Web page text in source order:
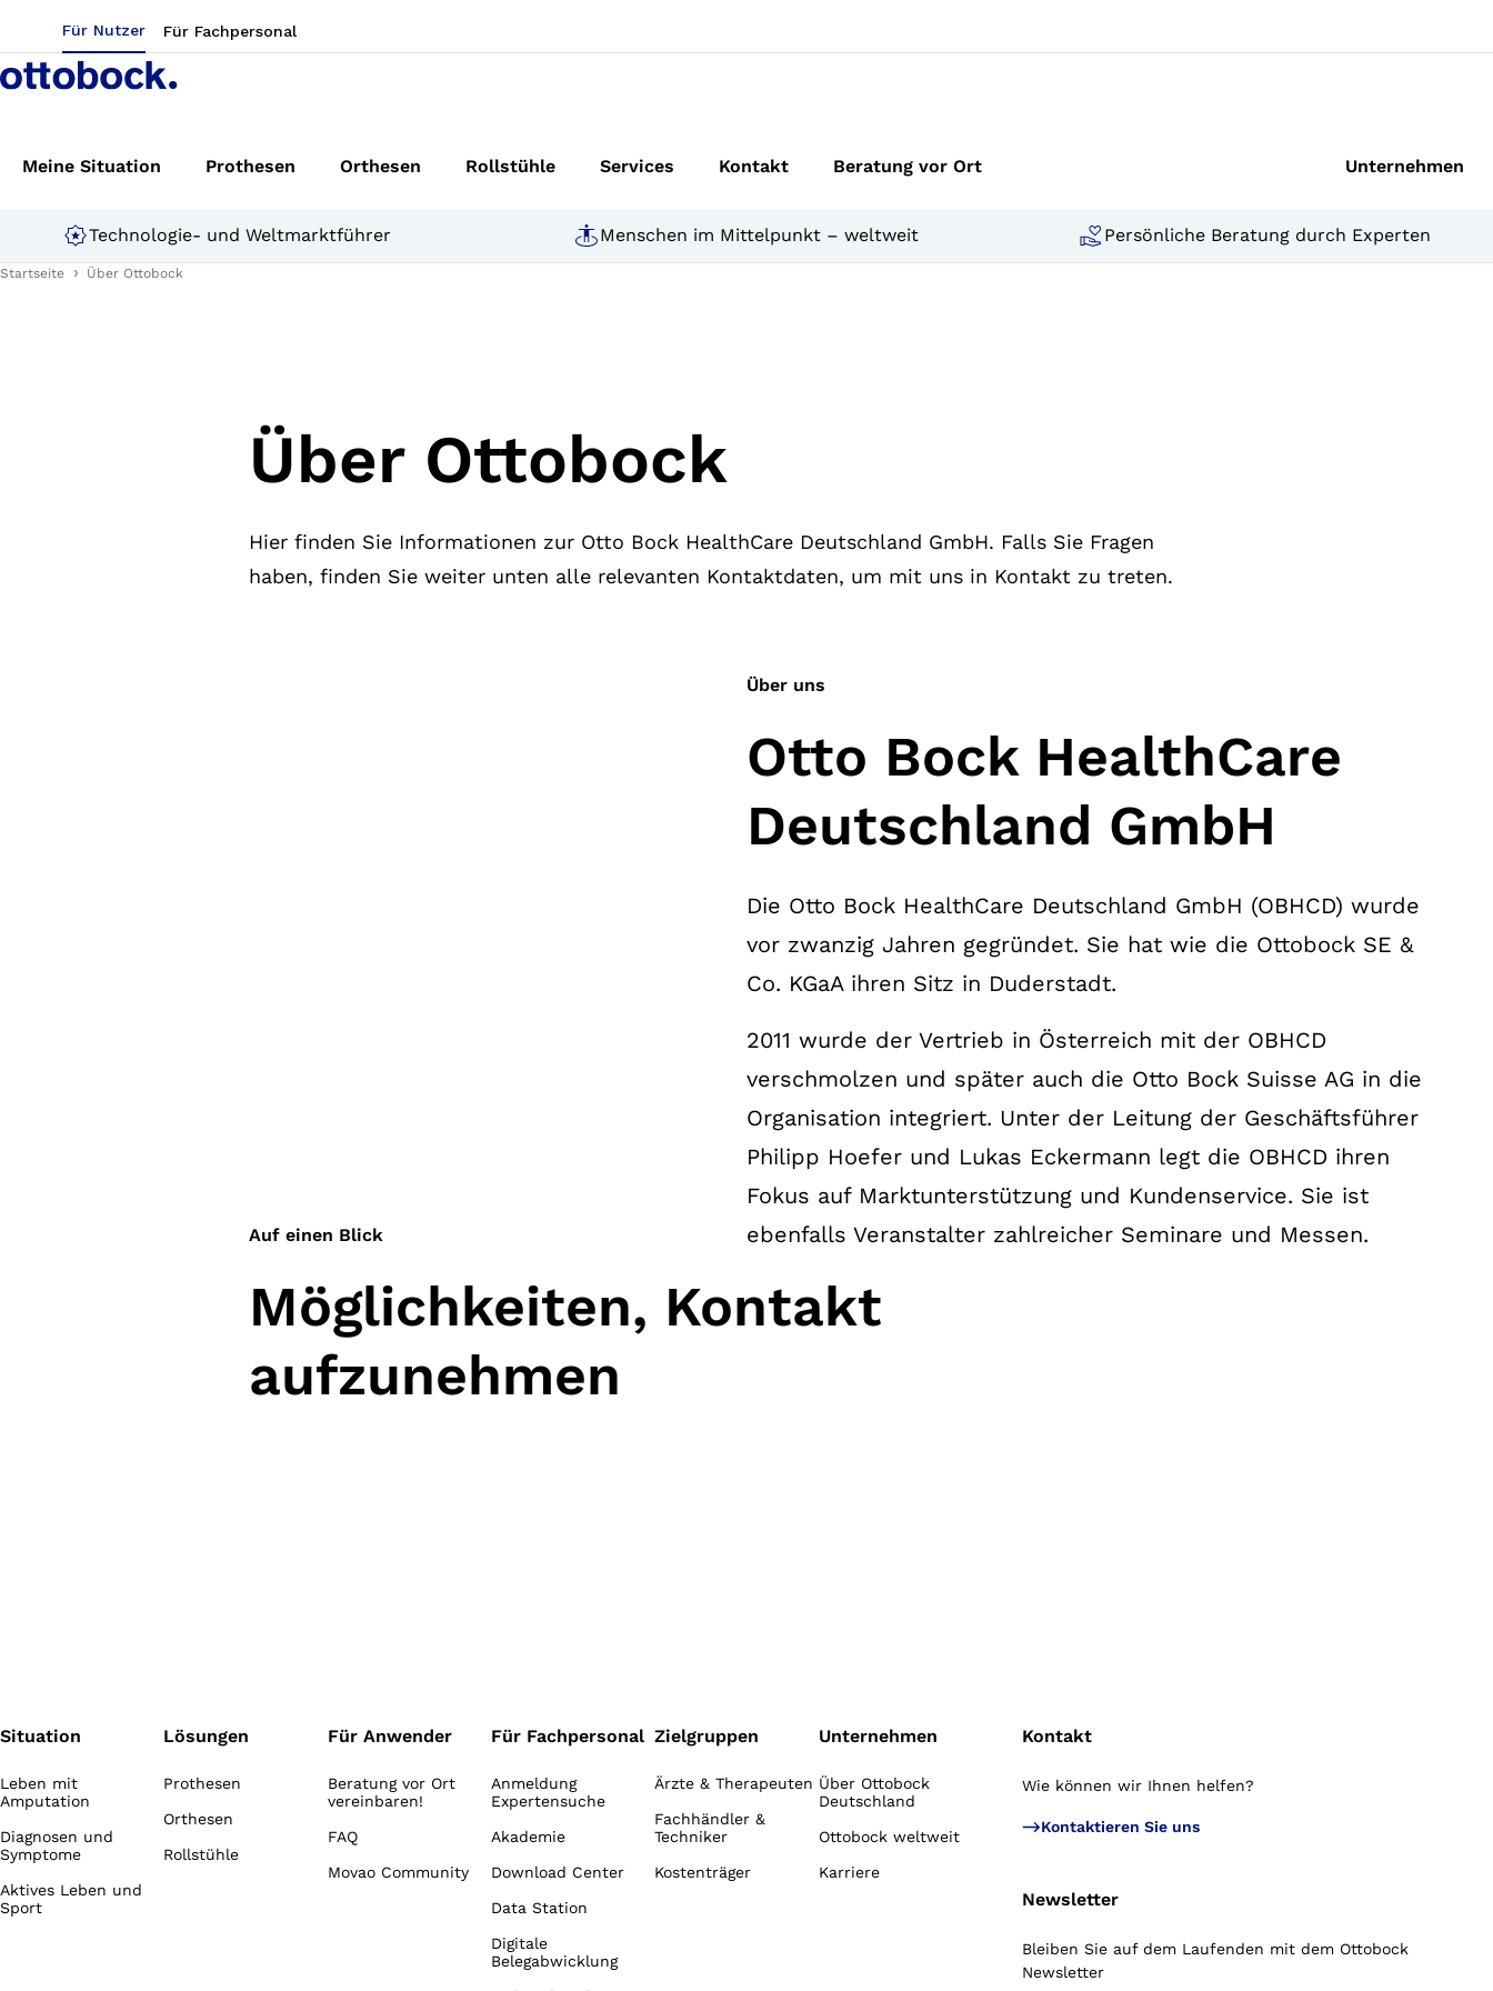
Für Nutzer Für Fachpersonal
Meine Situation Prothesen Orthesen Rollstühle Services Kontakt Beratung vor Ort Unternehmen
Technologie- und Weltmarktführer Menschen im Mittelpunkt – weltweit Persönliche Beratung durch Experten
Startseite Über Ottobock
Über Ottobock
Hier finden Sie Informationen zur Otto Bock HealthCare Deutschland GmbH. Falls Sie Fragen
haben, finden Sie weiter unten alle relevanten Kontaktdaten, um mit uns in Kontakt zu treten.
Über uns
Otto Bock HealthCare
Deutschland GmbH
Die Otto Bock HealthCare Deutschland GmbH (OBHCD) wurde
vor zwanzig Jahren gegründet. Sie hat wie die Ottobock SE &
Co. KGaA ihren Sitz in Duderstadt.
2011 wurde der Vertrieb in Österreich mit der OBHCD
verschmolzen und später auch die Otto Bock Suisse AG in die
Organisation integriert. Unter der Leitung der Geschäftsführer
Philipp Hoefer und Lukas Eckermann legt die OBHCD ihren
Fokus auf Marktunterstützung und Kundenservice. Sie ist
ebenfalls Veranstalter zahlreicher Seminare und Messen.
Auf einen Blick
Möglichkeiten, Kontakt
aufzunehmen
Situation
Leben mit
Amputation
Diagnosen und
Symptome
Aktives Leben und
Sport
Lösungen
Prothesen
Orthesen
Rollstühle
Für Anwender
Beratung vor Ort
vereinbaren!
FAQ
Movao Community
Für Fachpersonal
Anmeldung
Expertensuche
Akademie
Download Center
Data Station
Digitale
Belegabwicklung
Zielgruppen
Ärzte & Therapeuten
Fachhändler &
Techniker
Kostenträger
Unternehmen
Über Ottobock
Deutschland
Ottobock weltweit
Karriere
Kontakt
Wie können wir Ihnen helfen?
Kontaktieren Sie uns
Newsletter
Bleiben Sie auf dem Laufenden mit dem Ottobock
Newsletter